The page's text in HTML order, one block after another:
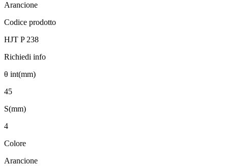
Arancione
Codice prodotto
HJT P 238
Richiedi info
θ int(mm)
45
S(mm)
4
Colore
Arancione